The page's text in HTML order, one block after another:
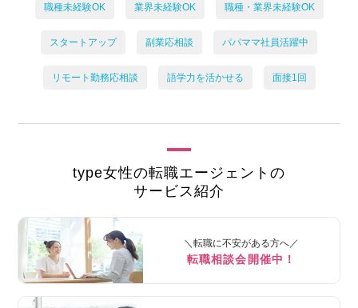
職種未経験OK 業界未経験OK 職種・業界未経験OK
スタートアップ 副業応相談 パパママ社員活躍中
リモート勤務応相談 語学力を活かせる 面接1回
type女性の転職エージェントの
サービス紹介
＼転職に不安がある方へ／
転職相談会開催中！